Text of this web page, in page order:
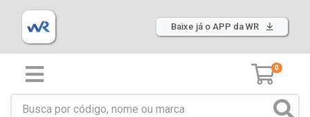
Baixe já o APP da WR
0